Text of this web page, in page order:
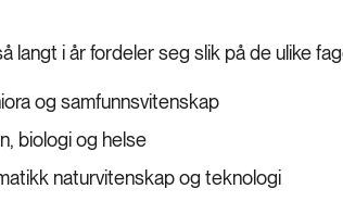
langt i år fordeler seg slik på de ulike
og samfunnsvitenskap
biologi og helse
naturvitenskap og teknologi